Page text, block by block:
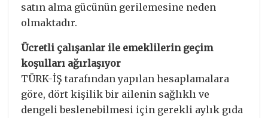
satın alma gücünün gerilemesine neden
olmaktadır.
Ücretli çalışanlar ile emeklilerin geçim
koşulları ağırlaşıyor
TÜRK-İŞ tarafından yapılan hesaplamalara
göre, dört kişilik bir ailenin sağlıklı ve
dengeli beslenebilmesi için gerekli aylık gıda